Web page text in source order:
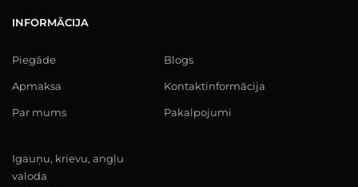
INFORMĀCIJA
Piegāde
Apmaksa
Par mums
Blogs
Kontaktinformācija
Pakalpojumi
Igauņu, krievu, angļu
valoda